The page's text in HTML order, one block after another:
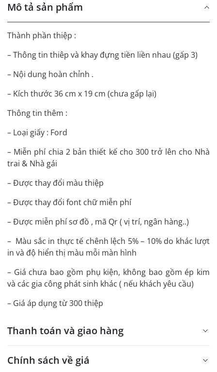
Mô tả sản phẩm
Thành phần thiệp :
– Thông tin thiêp và khay đựng tiền liền nhau (gấp 3)
– Nội dung hoàn chỉnh .
– Kích thước 36 cm x 19 cm (chưa gấp lại)
Thông tin thêm :
– Loại giấy : Ford
– Miễn phí chia 2 bản thiết kế cho 300 trở lên cho Nhà
trai & Nhà gái
– Được thay đổi màu thiệp
– Được thay đổi font chữ miễn phí
– Được miễn phí sơ đồ , mã Qr ( vị trí, ngân hàng..)
– Màu sắc in thực tế chênh lệch 5% – 10% do khác lượt
in và độ hiển thị màu mỗi màn hình
– Giá chưa bao gồm phụ kiện, không bao gồm ép kim
và các gia công phát sinh khác ( nếu khách yêu cầu)
– Giá áp dụng từ 300 thiệp
Thanh toán và giao hàng
Chính sách về giá